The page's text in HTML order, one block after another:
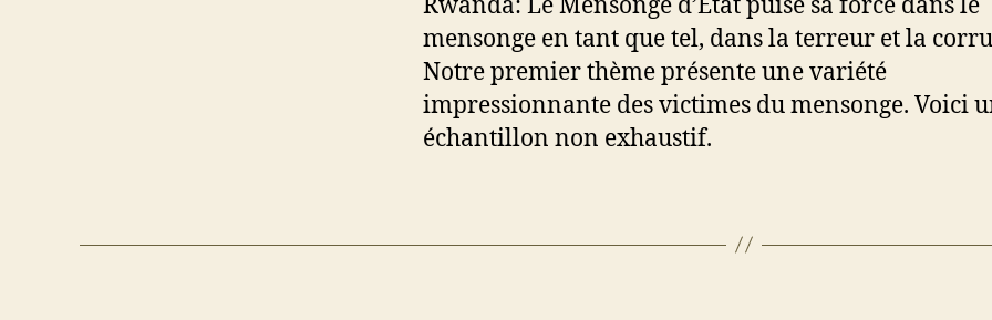
mensonge en tant que tel, dans la terreur et la
Notre premier thème présente une variété
impressionnante des victimes du mensonge. Voici
échantillon non exhaustif.